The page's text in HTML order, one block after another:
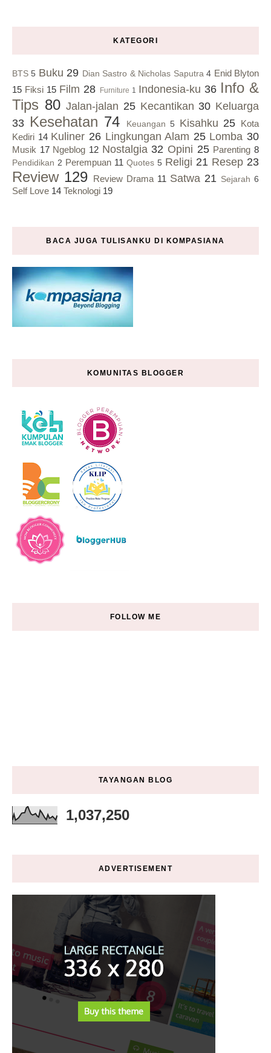
KATEGORI
BTS 5 Buku 29 Dian Sastro & Nicholas Saputra 4 Enid Blyton
15 Fiksi 15 Film 28 Furniture 1 Indonesia-ku 36 Info &
Tips 80 Jalan-jalan 25 Kecantikan 30 Keluarga
33 Kesehatan 74 Keuangan 5 Kisahku 25 Kota
Kediri 14 Kuliner 26 Lingkungan Alam 25 Lomba 30
Musik 17 Ngeblog 12 Nostalgia 32 Opini 25 Parenting 8
Pendidikan 2 Perempuan 11 Quotes 5 Religi 21 Resep 23
Review 129 Review Drama 11 Satwa 21 Sejarah 6
Self Love 14 Teknologi 19
BACA JUGA TULISANKU DI KOMPASIANA
KOMUNITAS BLOGGER
FOLLOW ME
TAYANGAN BLOG
1,037,250
ADVERTISEMENT